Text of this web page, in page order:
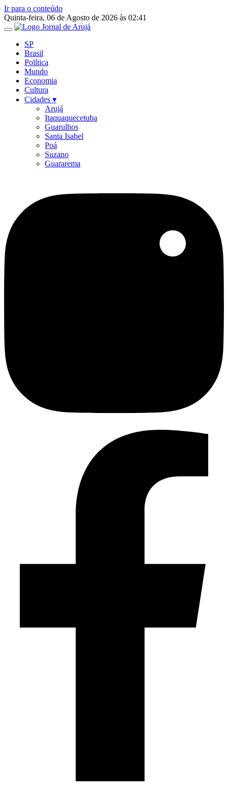
Ir para o conteúdo
Quinta-feira, 06 de Agosto de 2026 às 02:41
SP
Brasil
Política
Mundo
Economia
Cultura
Cidades ▾
Arujá
Itaquaquecetuba
Guarulhos
Santa Isabel
Poá
Suzano
Guararema